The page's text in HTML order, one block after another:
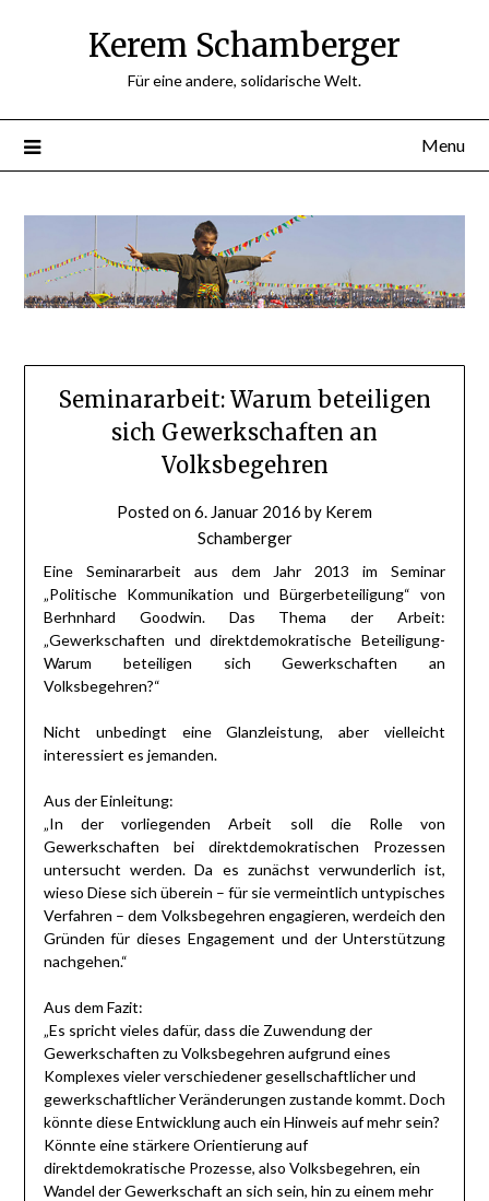
Kerem Schamberger
Für eine andere, solidarische Welt.
Menu
Seminararbeit: Warum beteiligen
sich Gewerkschaften an
Volksbegehren
Posted on6. Januar 2016 by Kerem
Schamberger
Eine Seminararbeit aus dem Jahr 2013 im Seminar
„Politische Kommunikation und Bürgerbeteiligung“ von
Berhnhard Goodwin. Das Thema der Arbeit:
„Gewerkschaften und direktdemokratische Beteiligung-
Warum beteiligen sich Gewerkschaften an
Volksbegehren?“
Nicht unbedingt eine Glanzleistung, aber vielleicht
interessiert es jemanden.
Aus der Einleitung:
„In der vorliegenden Arbeit soll die Rolle von
Gewerkschaften bei direktdemokratischen Prozessen
untersucht werden. Da es zunächst verwunderlich ist,
wieso Diese sich überein – für sie vermeintlich untypisches
Verfahren – dem Volksbegehren engagieren, werdeich den
Gründen für dieses Engagement und der Unterstützung
nachgehen.“
Aus dem Fazit:
„Es spricht vieles dafür, dass die Zuwendung der
Gewerkschaften zu Volksbegehren aufgrund eines
Komplexes vieler verschiedener gesellschaftlicher und
gewerkschaftlicher Veränderungen zustande kommt. Doch
könnte diese Entwicklung auch ein Hinweis auf mehr sein?
Könnte eine stärkere Orientierung auf
direktdemokratische Prozesse, also Volksbegehren, ein
Wandel der Gewerkschaft an sich sein, hin zu einem mehr